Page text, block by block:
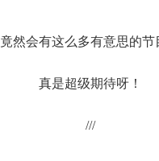
竟然会有这么多有意思的节
真是超级期待呀！
///